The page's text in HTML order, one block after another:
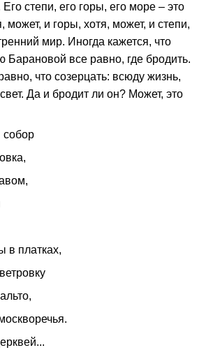
Его степи, его горы, его море – это
может, и горы, хотя, может, и степи,
мир. Иногда кажется, что
Барановой все равно, где бродить.
что созерцать: всюду жизнь,
Да и бродит ли он? Может, это
собор
в платках,